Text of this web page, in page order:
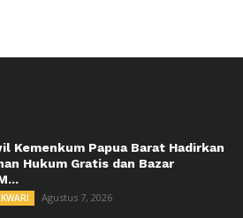
Kemenkum Papua Barat Hadirkan
Hukum Gratis dan Bazar
Agustus 7, 2026